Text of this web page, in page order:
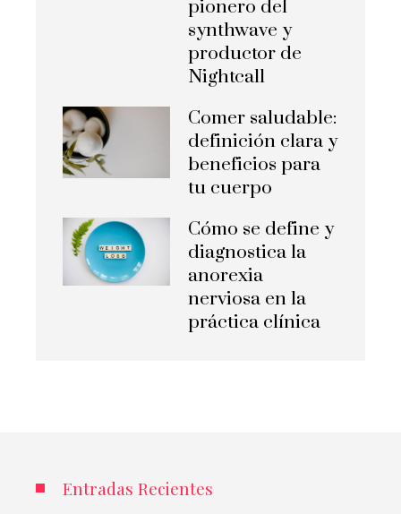
pionero del
synthwave y
productor de
Nightcall
Comer saludable:
definición clara y
beneficios para
tu cuerpo
Cómo se define y
diagnostica la
anorexia
nerviosa en la
práctica clínica
Entradas Recientes